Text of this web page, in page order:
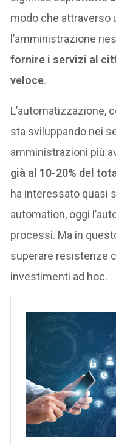
modo che attraverso
l’amministrazione
fornire i servizi al
veloce.
L’automatizzazione,
sta sviluppando nei
amministrazioni più
già al 10-20% del
ha interessato quasi
automation, oggi
processi. Ma in
superare resistenze
investimenti ad hoc.